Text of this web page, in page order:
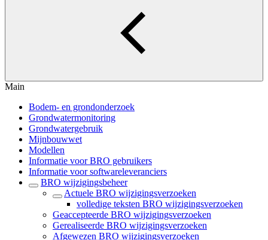
Main
Bodem- en grondonderzoek
Grondwatermonitoring
Grondwatergebruik
Mijnbouwwet
Modellen
Informatie voor BRO gebruikers
Informatie voor softwareleveranciers
BRO wijzigingsbeheer
Actuele BRO wijzigingsverzoeken
volledige teksten BRO wijzigingsverzoeken
Geaccepteerde BRO wijzigingsverzoeken
Gerealiseerde BRO wijzigingsverzoeken
Afgewezen BRO wijzigingsverzoeken